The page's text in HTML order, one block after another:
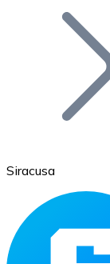
Bitcoin
Ethereum
Siracusa